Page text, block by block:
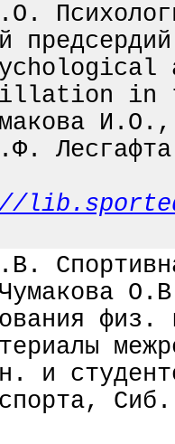
in
и
спорта,